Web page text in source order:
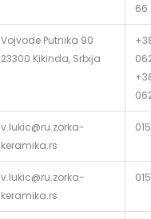
66
Vojvode Putnika 90
23300 Kikinda, Srbija
v.lukic@ru.zorka-
keramika.rs
v.lukic@ru.zorka-
keramika.rs